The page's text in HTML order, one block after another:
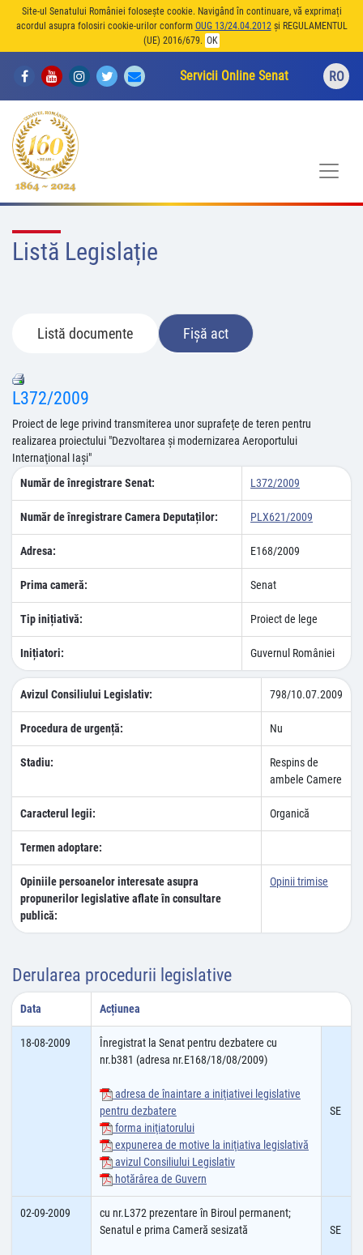
Site-ul Senatului României folosește cookie. Navigând în continuare, vă exprimați
acordul asupra folosiri cookie-urilor conform OUG 13/24.04.2012și REGULAMENTUL
(UE) 2016/679. OK
Servicii Online Senat RO
Listă Legislație
Listă documente Fișă act
L372/2009
Proiect de lege privind transmiterea unor suprafeţe de teren pentru
realizarea proiectului "Dezvoltarea şi modernizarea Aeroportului
Internaţional Iaşi"
Număr de înregistrare Senat:
L372/2009
Număr de înregistrare Camera Deputaților: PLX621/2009
Adresa: E168/2009
Prima cameră: Senat
Tip inițiativă: Proiect de lege
Inițiatori: Guvernul României
Avizul Consiliului Legislativ: 798/10.07.2009
Procedura de urgență: Nu
Stadiu:
Respins de
ambele Camere
Caracterul legii: Organică
Termen adoptare:
Opiniile persoanelor interesate asupra
propunerilor legislative aflate în consultare
publică:
Opinii trimise
Derularea procedurii legislative
Data Acțiunea
18-08-2009
Înregistrat la Senat pentru dezbatere cu
nr.b381 (adresa nr.E168/18/08/2009)
adresa de înaintare a iniţiativei legislative
pentru dezbatere
forma iniţiatorului
expunerea de motive la iniţiativa legislativă
avizul Consiliului Legislativ
hotărârea de Guvern
SE
02-09-2009
cu nr.L372 prezentare în Biroul permanent;
Senatul e prima Cameră sesizată
SE